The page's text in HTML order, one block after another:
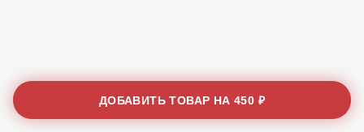
ДОБАВИТЬ ТОВАР НА450 ₽